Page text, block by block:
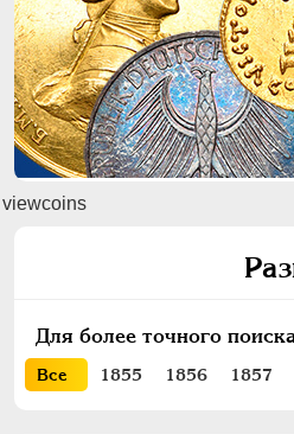
viewcoins
Для более точного
Все 1855 1856 1857